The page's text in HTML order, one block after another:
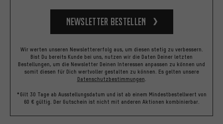
Newsletter bestellen
Wir werten unseren Newslettererfolg aus, um diesen stetig zu verbessern.
Bist Du bereits Kunde bei uns, nutzen wir die Daten Deiner letzten
Bestellungen, um die Newsletter Deinen Interessen anpassen zu können und
somit diesen für Dich wertvoller gestalten zu können. Es gelten unsere
Datenschutzbestimmungen.
*Gilt 30 Tage ab Ausstellungsdatum und ist ab einem Mindestbestellwert von
60 € gültig. Der Gutschein ist nicht mit anderen Aktionen kombinierbar.